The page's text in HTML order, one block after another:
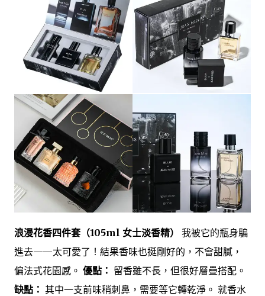
浪漫花香四件套（105ml 女士淡香精）
我被它的瓶身騙
進去——太可愛了！結果香味也挺剛好的，不會甜膩，
偏法式花園感。 優點： 留香雖不長，但很好層疊搭配。
缺點： 其中一支前味稍刺鼻，需要等它轉乾淨。 就香水